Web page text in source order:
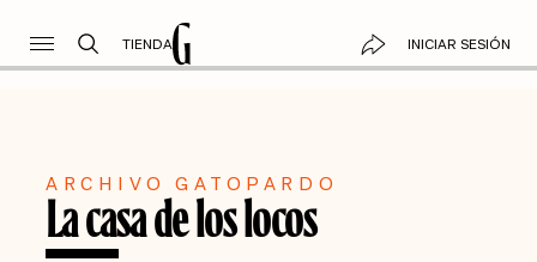
TIENDA INICIAR SESIÓN
ARCHIVO GATOPARDO
La casa de los locos